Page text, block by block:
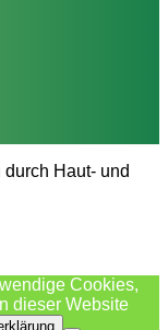
Haut- und
Cookies,
dieser Website